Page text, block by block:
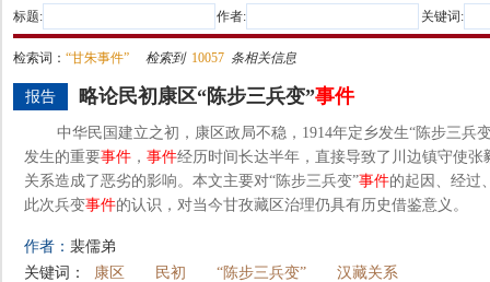
标题: 作者: 关键词:
检索词： “甘朱事件” 检索到 10057 条相关信息
报告 略论民初康区“陈步三兵变”事件
中华民国建立之初，康区政局不稳，1914年定乡发生“陈步三兵
发生的重要事件 ， 事件经历时间长达半年，直接导致了川边镇守使
关系造成了恶劣的影响。本文主要对“陈步三兵变”事件的起因、经过
此次兵变事件的认识，对当今甘孜藏区治理仍具有历史借鉴意义。
作者： 裴儒弟
关键词：
康区 民初 “陈步三兵变” 汉藏关系